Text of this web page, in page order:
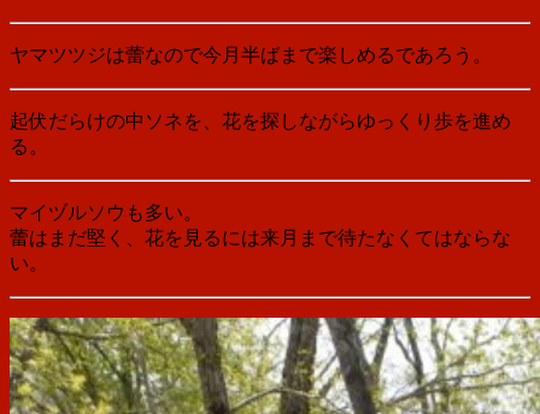
ヤマツツジは蕾なので今月半ばまで楽しめるであろう。
起伏だらけの中ソネを、花を探しながらゆっくり歩を進め
る。
マイヅルソウも多い。
蕾はまだ堅く、花を見るには来月まで待たなくてはならな
い。